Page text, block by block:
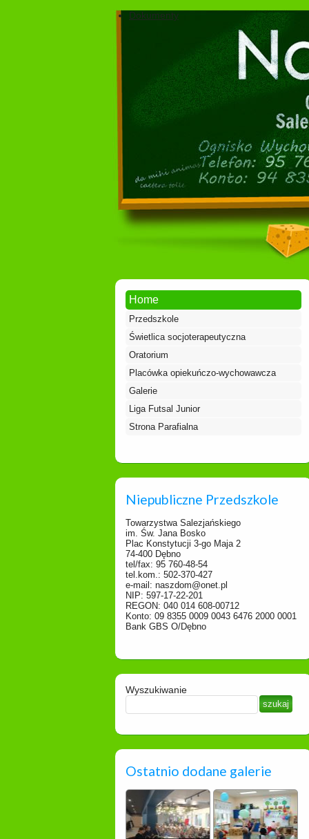
Dokumenty
Home
Przedszkole
Świetlica socjoterapeutyczna
Oratorium
Placówka opiekuńczo-wychowawcza
Galerie
Liga Futsal Junior
Strona Parafialna
Niepubliczne Przedszkole
Towarzystwa Salezjańskiego
im. Św. Jana Bosko
Plac Konstytucji 3-go Maja 2
74-400 Dębno
tel/fax: 95 760-48-54
tel.kom.: 502-370-427
e-mail: naszdom@onet.pl
NIP: 597-17-22-201
REGON: 040 014 608-00712
Konto: 09 8355 0009 0043 6476 2000 0001
Bank GBS O/Dębno
Wyszukiwanie
Ostatnio dodane galerie